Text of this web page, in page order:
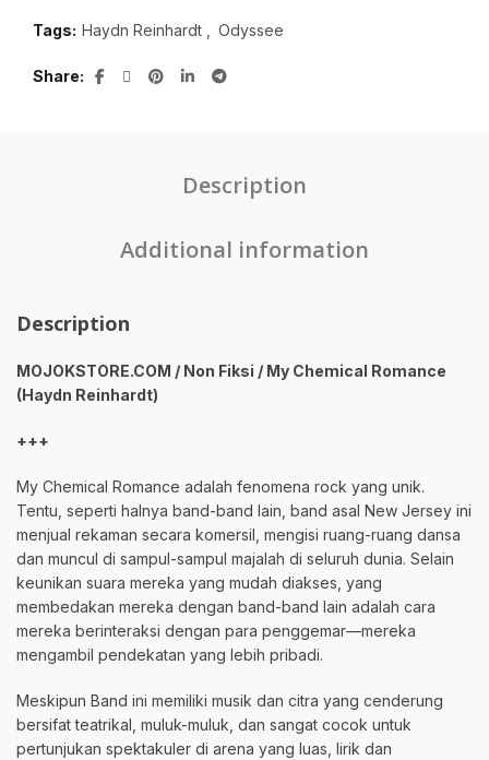
Tags: Haydn Reinhardt Odyssee
Share
Description
Additional information
Description
MOJOKSTORE.COM / Non Fiksi / My Chemical Romance
(Haydn Reinhardt)
+++
My Chemical Romance adalah fenomena rock yang unik.
Tentu, seperti halnya band-band lain, band asal New Jersey ini
menjual rekaman secara komersil, mengisi ruang-ruang dansa
dan muncul di sampul-sampul majalah di seluruh dunia. Selain
keunikan suara mereka yang mudah diakses, yang
membedakan mereka dengan band-band lain adalah cara
mereka berinteraksi dengan para penggemar—mereka
mengambil pendekatan yang lebih pribadi.
Meskipun Band ini memiliki musik dan citra yang cenderung
bersifat teatrikal, muluk-muluk, dan sangat cocok untuk
pertunjukan spektakuler di arena yang luas, lirik dan